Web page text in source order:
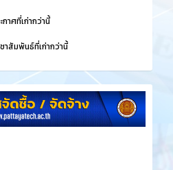
าศที่เก่ากว่านี้
าสัมพันธ์ที่เก่ากว่านี้